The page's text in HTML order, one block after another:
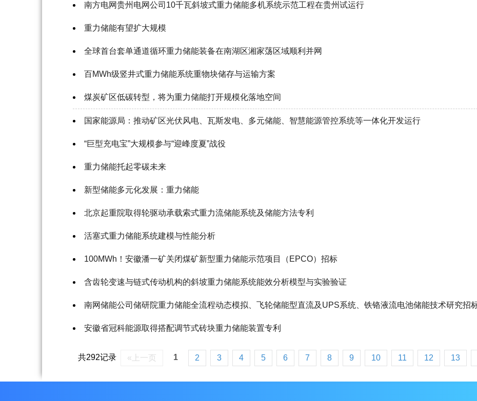
南方电网贵州电网公司10千瓦斜坡式重力储能多机系统示范工程在贵州试运行
重力储能有望扩大规模
全球首台套单通道循环重力储能装备在南湖区湘家荡区域顺利并网
百MWh级竖井式重力储能系统重物块储存与运输方案
煤炭矿区低碳转型，将为重力储能打开规模化落地空间
国家能源局：推动矿区光伏风电、瓦斯发电、多元储能、智慧能源管控系统等一体化开发运行
“巨型充电宝”大规模参与“迎峰度夏”战役
重力储能托起零碳未来
新型储能多元化发展：重力储能
北京起重院取得轮驱动承载索式重力流储能系统及储能方法专利
活塞式重力储能系统建模与性能分析
100MWh！安徽潘一矿关闭煤矿新型重力储能示范项目（EPCO）招标
含齿轮变速与链式传动机构的斜坡重力储能系统能效分析模型与实验验证
南网储能公司储研院重力储能全流​程动态模拟、飞轮储能型直流及UPS系统、铁铬液流电池储能技术研究招
安徽省冠科能源取得搭配调节式砖块重力储能装置专利
共292记录 «上一页 1 2 3 4 5 6 7 8 9 10 11 12 13